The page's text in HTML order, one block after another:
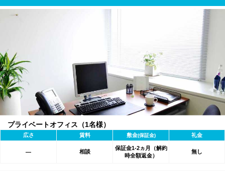
プライベートオフィス（1名様）
広さ 賃料 敷金(保証金) 礼金
― 相談
保証金1-2ヵ月（解約
時全額返金）
無し